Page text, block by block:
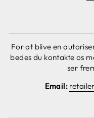
For at blive en
bedes du kontakte os
ser
Email: